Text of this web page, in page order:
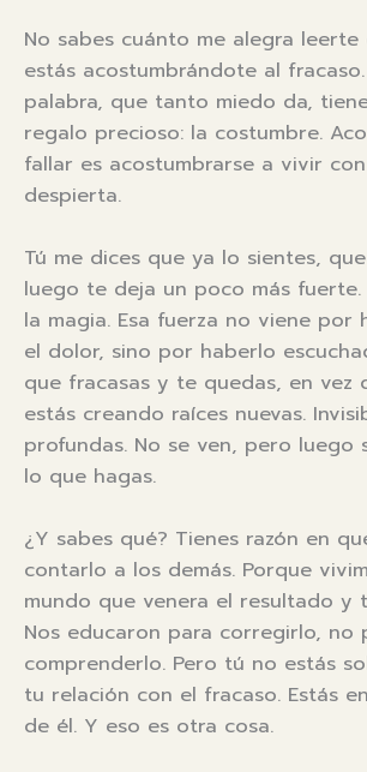
No sabes cuánto me alegra
estás acostumbrándote al
palabra, que tanto miedo da,
regalo precioso: la costumbre.
fallar es acostumbrarse a vivir
despierta.
Tú me dices que ya lo sientes,
luego te deja un poco más fuerte.
la magia. Esa fuerza no viene por
el dolor, sino por haberlo
que fracasas y te quedas, en vez
estás creando raíces nuevas.
profundas. No se ven, pero luego
lo que hagas.
¿Y sabes qué? Tienes razón en
contarlo a los demás. Porque
mundo que venera el resultado y
Nos educaron para corregirlo, no
comprenderlo. Pero tú no estás
tu relación con el fracaso. Estás
de él. Y eso es otra cosa.